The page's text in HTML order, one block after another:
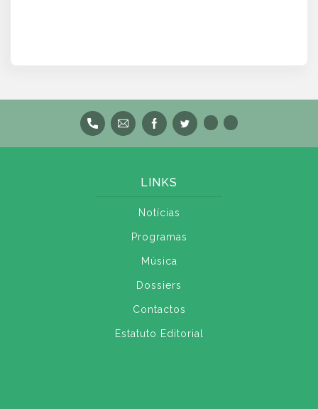
LINKS
Notícias
Programas
Música
Dossiers
Contactos
Estatuto Editorial